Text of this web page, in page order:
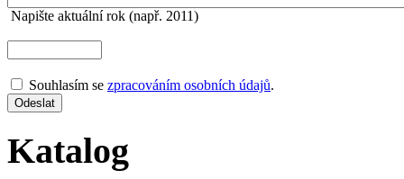
Napište aktuální rok (např. 2011)
Souhlasím se zpracováním osobních údajů.
Katalog